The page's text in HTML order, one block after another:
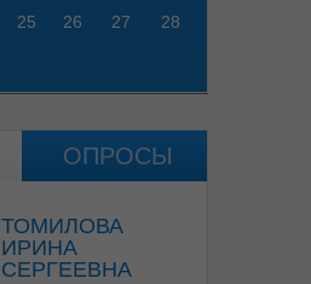
25 26 27
28
ОПРОСЫ
ТОМИЛОВА
ИРИНА
СЕРГЕЕВНА